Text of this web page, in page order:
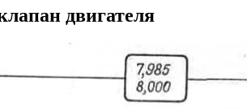
двигателя